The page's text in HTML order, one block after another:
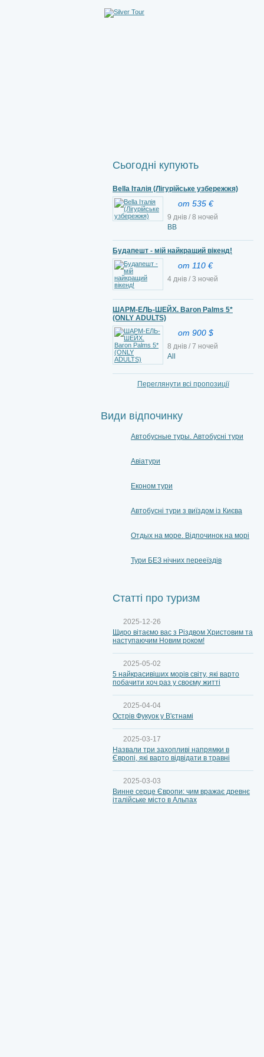
Сьогодні купують
Bella Італія (Лігурійське узбережжя)
от 535 €
9 днів / 8 ночей
ВВ
Будапешт - мій найкращий вікенд!
от 110 €
4 днів / 3 ночей
ШАРМ-ЕЛЬ-ШЕЙХ. Baron Palms 5*
(ONLY ADULTS)
от 900 $
8 днів / 7 ночей
All
Переглянути всі пропозиції
Види відпочинку
Автобусные туры. Автобусні тури
Авіатури
Економ тури
Автобусні тури з виїздом із Києва
Отдых на море. Відпочинок на морі
Тури БЕЗ нічних перееїздів
Статті про туризм
2025-12-26
Щиро вітаємо вас з Різдвом Христовим та
наступаючим Новим роком!
2025-05-02
5 найкрасивіших морів світу, які варто
побачити хоч раз у своєму житті
2025-04-04
Острів Фукуок у В'єтнамі
2025-03-17
Назвали три захопливі напрямки в
Європі, які варто відвідати в травні
2025-03-03
Винне серце Європи: чим вражає древнє
італійське місто в Альпах